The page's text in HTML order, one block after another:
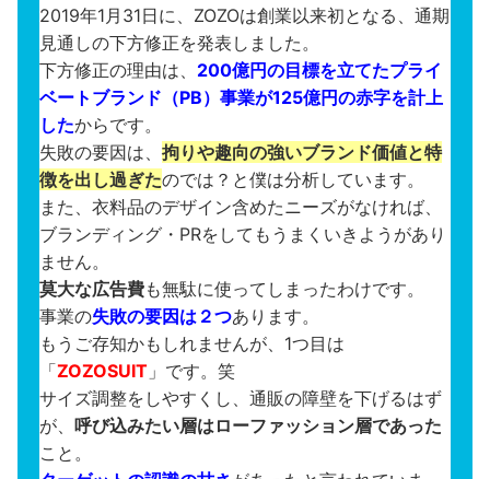
2019年1月31日に、ZOZOは創業以来初となる、通期
見通しの下方修正を発表しました。
下方修正の理由は、 200億円の目標を立てたプライ
ベートブランド（PB）事業が125億円の赤字を計上
したからです。
失敗の要因は、 拘りや趣向の強いブランド価値と特
徴を出し過ぎたのでは？と僕は分析しています。
また、衣料品のデザイン含めたニーズがなければ、
ブランディング・PRをしてもうまくいきようがあり
ません。
莫大な広告費も無駄に使ってしまったわけです。
事業の失敗の要因は２つあります。
もうご存知かもしれませんが、1つ目は
「ZOZOSUIT 」です。笑
サイズ調整をしやすくし、通販の障壁を下げるはず
が、 呼び込みたい層はローファッション層であった
こと。